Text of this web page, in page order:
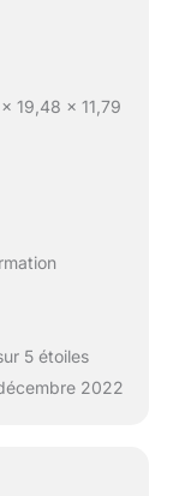
19,48 x 11,79
5 étoiles
2022